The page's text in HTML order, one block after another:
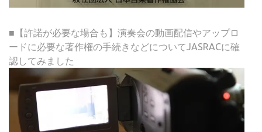
■【許諾が必要な場合も】演奏会の動画配信やアップロ
ードに必要な著作権の手続きなどについてJASRACに確
認してみました